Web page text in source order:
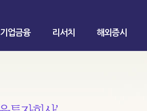
기업금융 리서치 해외증시